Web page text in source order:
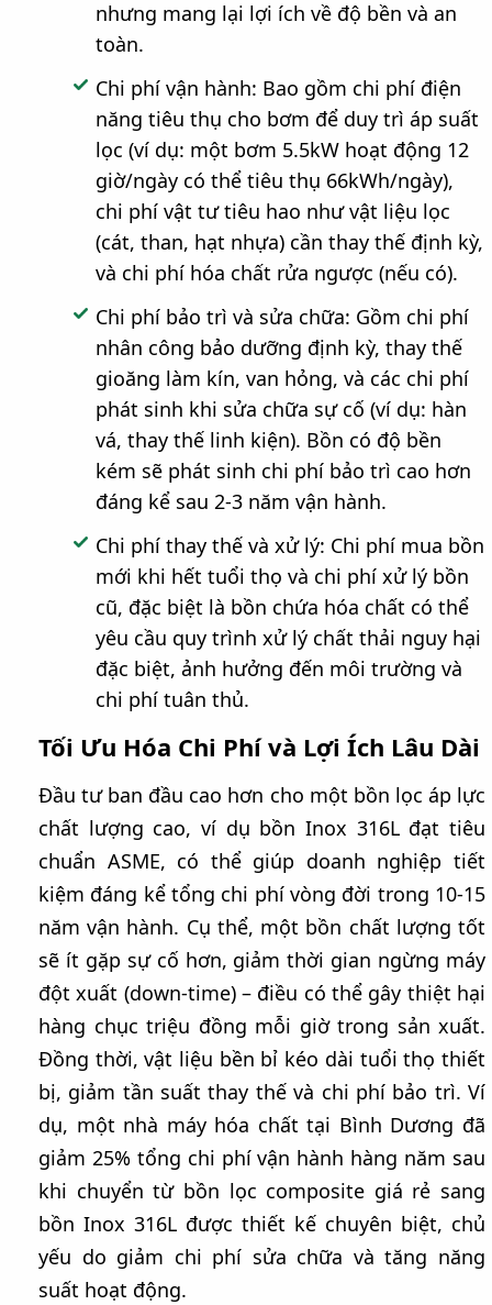
nhưng mang lại lợi ích về độ bền và an
toàn.
Chi phí vận hành: Bao gồm chi phí điện
năng tiêu thụ cho bơm để duy trì áp suất
lọc (ví dụ: một bơm 5.5kW hoạt động 12
giờ/ngày có thể tiêu thụ 66kWh/ngày),
chi phí vật tư tiêu hao như vật liệu lọc
(cát, than, hạt nhựa) cần thay thế định kỳ,
và chi phí hóa chất rửa ngược (nếu có).
Chi phí bảo trì và sửa chữa: Gồm chi phí
nhân công bảo dưỡng định kỳ, thay thế
gioăng làm kín, van hỏng, và các chi phí
phát sinh khi sửa chữa sự cố (ví dụ: hàn
vá, thay thế linh kiện). Bồn có độ bền
kém sẽ phát sinh chi phí bảo trì cao hơn
đáng kể sau 2-3 năm vận hành.
Chi phí thay thế và xử lý: Chi phí mua bồn
mới khi hết tuổi thọ và chi phí xử lý bồn
cũ, đặc biệt là bồn chứa hóa chất có thể
yêu cầu quy trình xử lý chất thải nguy hại
đặc biệt, ảnh hưởng đến môi trường và
chi phí tuân thủ.
Tối Ưu Hóa Chi Phí và Lợi Ích Lâu Dài
Đầu tư ban đầu cao hơn cho một bồn lọc áp lực
chất lượng cao, ví dụ bồn Inox 316L đạt tiêu
chuẩn ASME, có thể giúp doanh nghiệp tiết
kiệm đáng kể tổng chi phí vòng đời trong 10-15
năm vận hành. Cụ thể, một bồn chất lượng tốt
sẽ ít gặp sự cố hơn, giảm thời gian ngừng máy
đột xuất (down-time) – điều có thể gây thiệt hại
hàng chục triệu đồng mỗi giờ trong sản xuất.
Đồng thời, vật liệu bền bỉ kéo dài tuổi thọ thiết
bị, giảm tần suất thay thế và chi phí bảo trì. Ví
dụ, một nhà máy hóa chất tại Bình Dương đã
giảm 25% tổng chi phí vận hành hàng năm sau
khi chuyển từ bồn lọc composite giá rẻ sang
bồn Inox 316L được thiết kế chuyên biệt, chủ
yếu do giảm chi phí sửa chữa và tăng năng
suất hoạt động.